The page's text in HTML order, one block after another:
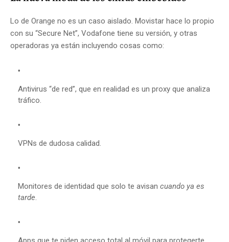
Lo de Orange no es un caso aislado. Movistar hace lo propio
con su “Secure Net”, Vodafone tiene su versión, y otras
operadoras ya están incluyendo cosas como:
Antivirus “de red”, que en realidad es un proxy que analiza
tráfico.
VPNs de dudosa calidad.
Monitores de identidad que solo te avisan cuando ya es
tarde.